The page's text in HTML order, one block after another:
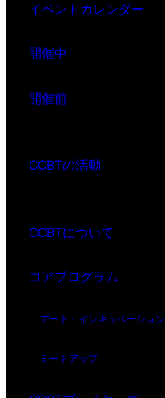
イベントカレンダー
開催中
開催前
CCBTの活動
CCBTについて
コアプログラム
アート・インキュベーション
ミートアップ